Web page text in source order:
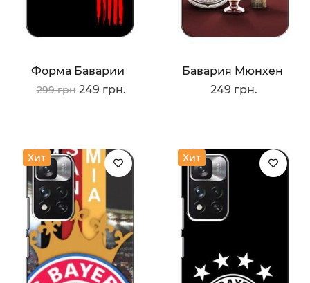
Форма Баварии
299 грн 249 грн.
Бавария Мюнхен
249 грн.
Хит Хит